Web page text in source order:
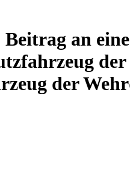
an
der